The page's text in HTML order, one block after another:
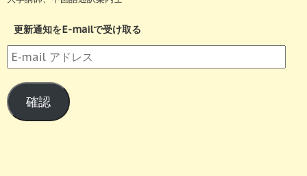
更新通知をE-mailで受け取る
E-
mail
ア
ド
レ
確認